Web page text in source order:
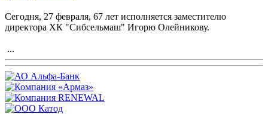
Сегодня, 27 февраля, 67 лет исполняется заместителю
директора ХК "Сибсельмаш" Игорю Олейникову.
...